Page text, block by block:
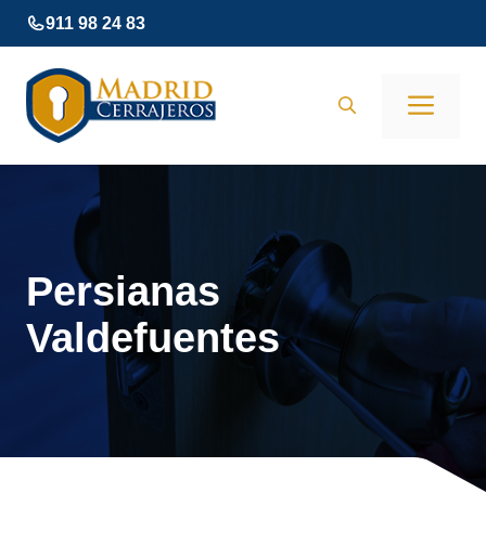
Saltar
al
contenido
911 98 24 83
Persianas
Valdefuentes